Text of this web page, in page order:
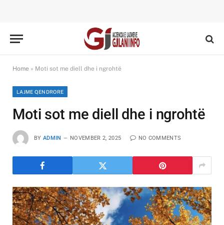
Home » Moti sot me diell dhe i ngrohtë
LAJME QENDRORE
Moti sot me diell dhe i ngrohtë
BY ADMIN NOVEMBER 2, 2025 NO COMMENTS